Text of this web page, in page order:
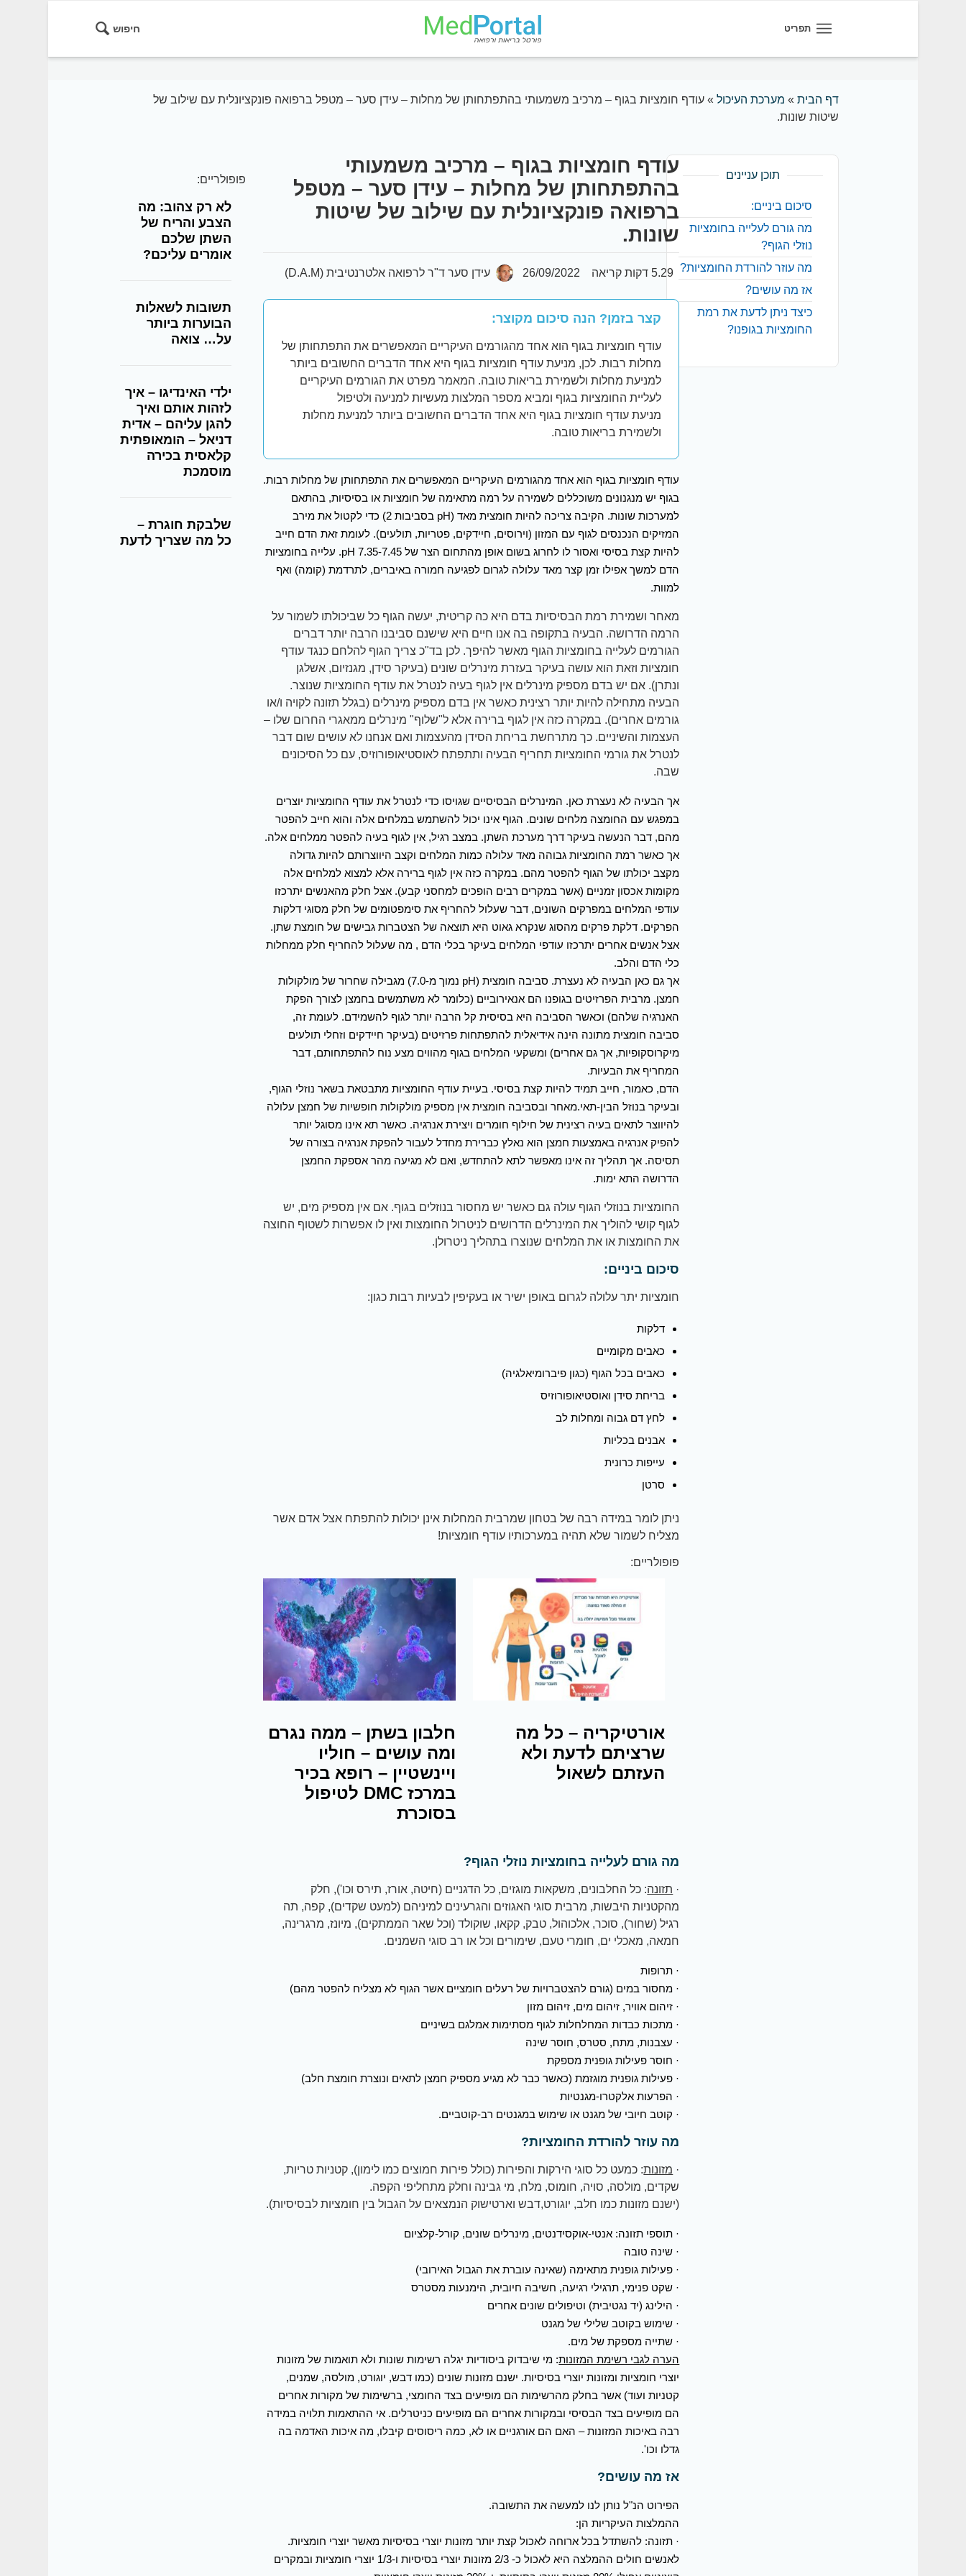
חיפוש תפריט
דף הבית» מערכת העיכול» עודף חומציות בגוף – מרכיב משמעותי בהתפתחותן של מחלות – עידן סער – מטפל ברפואה פונקציונלית עם שילוב של
שיטות שונות.
תוכן עניינים
סיכום ביניים:
מה גורם לעלייה בחומציות
נוזלי הגוף?
מה עוזר להורדת החומציות?
אז מה עושים?
כיצד ניתן לדעת את רמת
החומציות בגופנו?
עודף חומציות בגוף – מרכיב משמעותי
בהתפתחותן של מחלות – עידן סער – מטפל
ברפואה פונקציונלית עם שילוב של שיטות
שונות.
5.29 דקות קריאה 26/09/2022 עידן סער ד"ר לרפואה אלטרנטיבית (D.A.M)
קצר בזמן? הנה סיכום מקוצר:
עודף חומציות בגוף הוא אחד מהגורמים העיקריים המאפשרים את התפתחותן של
מחלות רבות. לכן, מניעת עודף חומציות בגוף היא אחד הדברים החשובים ביותר
למניעת מחלות ולשמירת בריאות טובה. המאמר מפרט את הגורמים העיקריים
לעליית החומציות בגוף ומביא מספר המלצות מעשיות למניעה ולטיפול
מניעת עודף חומציות בגוף היא אחד הדברים החשובים ביותר למניעת מחלות
ולשמירת בריאות טובה.
עודף חומציות בגוף הוא אחד מהגורמים העיקריים המאפשרים את התפתחותן של מחלות רבות.
בגוף יש מנגנונים משוכללים לשמירה על רמה מתאימה של חומציות או בסיסיות, בהתאם
למערכות שונות. הקיבה צריכה להיות חומצית מאד (pH בסביבות 2) כדי לקטול את מירב
המזיקים הנכנסים לגוף עם המזון (וירוסים, חיידקים, פטריות, תולעים). לעומת זאת הדם חייב
להיות קצת בסיסי ואסור לו לחרוג בשום אופן מהתחום הצר של pH 7.35-7.45. עלייה בחומציות
הדם למשך אפילו זמן קצר מאד עלולה לגרום לפגיעה חמורה באיברים, לתרדמת (קומה) ואף
למוות.
מאחר ושמירת רמת הבסיסיות בדם היא כה קריטית, יעשה הגוף כל שביכולתו לשמור על
הרמה הדרושה. הבעיה בתקופה בה אנו חיים היא שישנם סביבנו הרבה יותר דברים
הגורמים לעלייה בחומציות הגוף מאשר להיפך. לכן בד"כ צריך הגוף להלחם כנגד עודף
חומציות וזאת הוא עושה בעיקר בעזרת מינרלים שונים (בעיקר סידן, מגנזיום, אשלגן
ונתרן). אם יש בדם מספיק מינרלים אין לגוף בעיה לנטרל את עודף החומציות שנוצר.
הבעיה מתחילה להיות יותר רצינית כאשר אין בדם מספיק מינרלים (בגלל תזונה לקויה ו/או
גורמים אחרים). במקרה כזה אין לגוף ברירה אלא ל"שלוף" מינרלים ממאגרי החרום שלו –
העצמות והשיניים. כך מתרחשת בריחת הסידן מהעצמות ואם אנחנו לא עושים שום דבר
לנטרל את גורמי החומציות תחריף הבעיה ותתפתח לאוסטיאופורוזיס, עם כל הסיכונים
שבה.
אך הבעיה לא נעצרת כאן. המינרלים הבסיסיים שגויסו כדי לנטרל את עודף החומציות יוצרים
במפגש עם החומצה מלחים שונים. הגוף אינו יכול להשתמש במלחים אלה והוא חייב להפטר
מהם, דבר הנעשה בעיקר דרך מערכת השתן. במצב רגיל, אין לגוף בעיה להפטר ממלחים אלה.
אך כאשר רמת החומציות גבוהה מאד עלולה כמות המלחים וקצב היווצרותם להיות גדולה
מקצב יכולתו של הגוף להפטר מהם. במקרה כזה אין לגוף ברירה אלא למצוא למלחים אלה
מקומות אכסון זמניים (אשר במקרים רבים הופכים למחסני קבע). אצל חלק מהאנשים יתרכזו
עודפי המלחים במפרקים השונים, דבר שעלול להחריף את סימפטומים של חלק מסוגי דלקות
הפרקים. דלקת פרקים מהסוג שנקרא גאוט היא תוצאה של הצטברות גבישים של חומצת שתן.
אצל אנשים אחרים יתרכזו עודפי המלחים בעיקר בכלי הדם , מה שעלול להחריף חלק ממחלות
כלי הדם והלב.
אך גם כאן הבעיה לא נעצרת. סביבה חומצית (pH נמוך מ-7.0) מגבילה שחרור של מולקולות
חמצן. מרבית הפרזיטים בגופנו הם אנאירוביים (כלומר לא משתמשים בחמצן לצורך הפקת
האנרגיה שלהם) וכאשר הסביבה היא בסיסית קל הרבה יותר לגוף להשמידם. לעומת זה,
סביבה חומצית מתונה הינה אידיאלית להתפתחות פרזיטים (בעיקר חיידקים וזחלי תולעים
מיקרוסקופיות, אך גם אחרים) ומשקעי המלחים בגוף מהווים מצע נוח להתפתחותם, דבר
המחריף את הבעיות.
הדם, כאמור, חייב תמיד להיות קצת בסיסי. בעיית עודף החומציות מתבטאת בשאר נוזלי הגוף,
ובעיקר בנוזל הבין-תאי.מאחר ובסביבה חומצית אין מספיק מולקולות חופשיות של חמצן עלולה
להיווצר לתאים בעיה רצינית של חילוף חומרים ויצירת אנרגיה. כאשר תא אינו מסוגל יותר
להפיק אנרגיה באמצעות חמצן הוא נאלץ כברירת מחדל לעבור להפקת אנרגיה בצורה של
תסיסה. אך תהליך זה אינו מאפשר לתא להתחדש, ואם לא מגיעה מהר אספקת החמצן
הדרושה התא ימות.
החומציות בנוזלי הגוף עולה גם כאשר יש מחסור בנוזלים בגוף. אם אין מספיק מים, יש
לגוף קושי להוליך את המינרלים הדרושים לניטרול החומצות ואין לו אפשרות לשטוף החוצה
את החומצות או את המלחים שנוצרו בתהליך ניטרולן.
סיכום ביניים:
חומציות יתר עלולה לגרום באופן ישיר או בעקיפין לבעיות רבות כגון:
דלקות
כאבים מקומיים
כאבים בכל הגוף (כגון פיברומיאלגיה)
בריחת סידן ואוסטיאופורוזיס
לחץ דם גבוה ומחלות לב
אבנים בכליות
עייפות כרונית
סרטן
ניתן לומר במידה רבה של בטחון שמרבית המחלות אינן יכולות להתפתח אצל אדם אשר
מצליח לשמור שלא תהיה במערכותיו עודף חומציות!
פופולריים:
אורטיקריה – כל מה
שרציתם לדעת ולא
העזתם לשאול
חלבון בשתן – ממה נגרם
ומה עושים – חוליו
ויינשטיין – רופא בכיר
במרכז DMC לטיפול
בסוכרת
מה גורם לעלייה בחומציות נוזלי הגוף?
· תזונה: כל החלבונים, משקאות מוגזים, כל הדגניים (חיטה, אורז, תירס וכו'), חלק
מהקטניות היבשות, מרבית סוגי האגוזים והגרעינים למיניהם (למעט שקדים), קפה, תה
רגיל (שחור), סוכר, אלכוהול, טבק, קקאו, שוקולד (וכל שאר הממתקים), מיונז, מרגרינה,
חמאה, מאכלי ים, חומרי טעם, שימורים וכל או רב סוגי השמנים.
· תרופות
· מחסור במים (גורם להצטברויות של רעלים חומציים אשר הגוף לא מצליח להפטר מהם)
· זיהום אוויר, זיהום מים, זיהום מזון
· מתכות כבדות המחלחלות לגוף מסתימות אמלגם בשיניים
· עצבנות, מתח, סטרס, חוסר שינה
· חוסר פעילות גופנית מספקת
· פעילות גופנית מוגזמת (כאשר כבר לא מגיע מספיק חמצן לתאים ונוצרת חומצת חלב)
· הפרעות אלקטרו-מגנטיות
· קוטב חיובי של מגנט או שימוש במגנטים רב-קוטביים.
מה עוזר להורדת החומציות?
· מזונות: כמעט כל סוגי הירקות והפירות (כולל פירות חמוצים כמו לימון), קטניות טריות,
שקדים, מולסה, סויה, חומוס, מלח, מי גבינה וחלק מתחליפי הקפה.
(ישנם מזונות כמו חלב, יוגורט,דבש וארטישוק הנמצאים על הגבול בין חומציות לבסיסיות).
· תוספי תזונה: אנטי-אוקסידנטים, מינרלים שונים, קורל-קלציום
· שינה טובה
· פעילות גופנית מתאימה (שאינה עוברת את הגבול האירובי)
· שקט פנימי, תרגילי רגיעה, חשיבה חיובית, הימנעות מסטרס
· הילינג (יד נגטיבית) וטיפולים שונים אחרים
· שימוש בקוטב שלילי של מגנט
· שתייה מספקת של מים.
הערה לגבי רשימת המזונות: מי שיבדוק ביסודיות יגלה רשימות שונות ולא תואמות של מזונות
יוצרי חומציות ומזונות יוצרי בסיסיות. ישנם מזונות שונים (כמו דבש, יוגורט, מולסה, שמנים,
קטניות ועוד) אשר בחלק מהרשימות הם מופיעים בצד החומצי, ברשימות של מקורות אחרים
הם מופיעים בצד הבסיסי ובמקורות אחרים הם מופיעים כניטרלים. אי ההתאמות תלויה במידה
רבה באיכות המזונות – האם הם אורגניים או לא, כמה ריסוסים קיבלו, מה איכות האדמה בה
גדלו וכו'.
אז מה עושים?
הפירוט הנ"ל נותן לנו למעשה את התשובה.
ההמלצות העיקריות הן:
· תזונה: להשתדל בכל ארוחה לאכול קצת יותר מזונות יוצרי בסיסיות מאשר יוצרי חומציות.
לאנשים חולים ההמלצה היא לאכול כ- 2/3 מזונות יוצרי בסיסיות ו-1/3 יוצרי חומציות ובמקרים
פופולריים:
לא רק צהוב: מה
הצבע והריח של
השתן שלכם
אומרים עליכם?
תשובות לשאלות
הבוערות ביותר
על… צואה
ילדי האינדיגו – איך
לזהות אותם ואיך
להגן עליהם – אדית
דניאל – הומאופתית
קלאסית בכירה
מוסמכת
שלבקת חוגרת –
כל מה שצריך לדעת